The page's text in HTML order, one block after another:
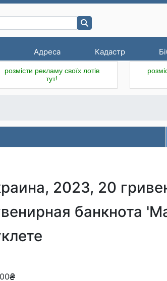
Адреса Кадастр
розмісти рекламу своїх лотів
тут!
2023, 20
банкнота